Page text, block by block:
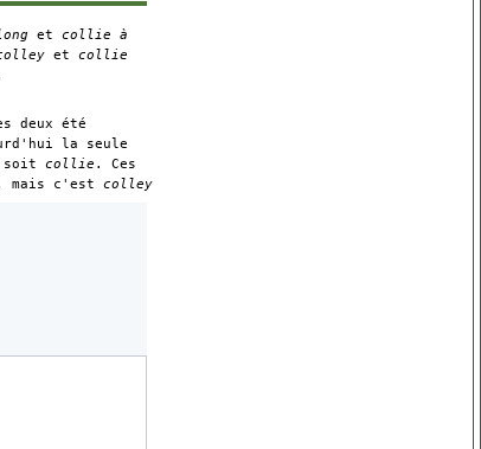
et collie à
et collie
deux été
la seule
soit collie . Ces
mais c'est colley